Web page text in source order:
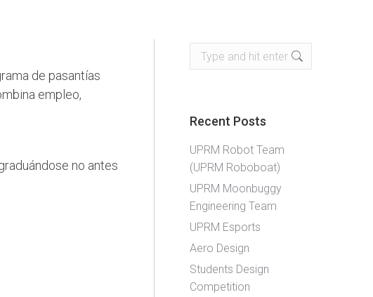
de pasantías
empleo,
no antes
Search:
Recent Posts
UPRM Robot Team
(UPRM Roboboat)
UPRM Moonbuggy
Engineering Team
UPRM Esports
Aero Design
Students Design
Competition